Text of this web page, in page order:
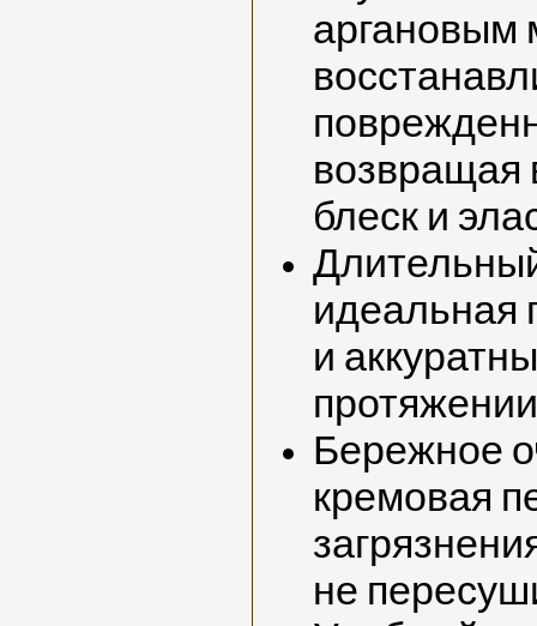
аргановым
возвращая
блеск и
идеальная
и
Бережное
кремовая
не